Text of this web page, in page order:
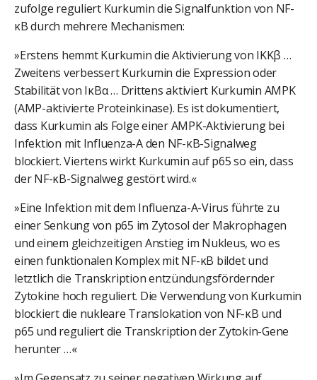
zufolge reguliert Kurkumin die Signalfunktion von NF-
κB durch mehrere Mechanismen:
»Erstens hemmt Kurkumin die Aktivierung von IKKβ …
Zweitens verbessert Kurkumin die Expression oder
Stabilität von IκBα … Drittens aktiviert Kurkumin AMPK
(AMP-aktivierte Proteinkinase). Es ist dokumentiert,
dass Kurkumin als Folge einer AMPK-Aktivierung bei
Infektion mit Influenza-A den NF-κB-Signalweg
blockiert. Viertens wirkt Kurkumin auf p65 so ein, dass
der NF-κB-Signalweg gestört wird.«
»Eine Infektion mit dem Influenza-A-Virus führte zu
einer Senkung von p65 im Zytosol der Makrophagen
und einem gleichzeitigen Anstieg im Nukleus, wo es
einen funktionalen Komplex mit NF-κB bildet und
letztlich die Transkription entzündungsfördernder
Zytokine hoch reguliert. Die Verwendung von Kurkumin
blockiert die nukleare Translokation von NF-κB und
p65 und reguliert die Transkription der Zytokin-Gene
herunter …«